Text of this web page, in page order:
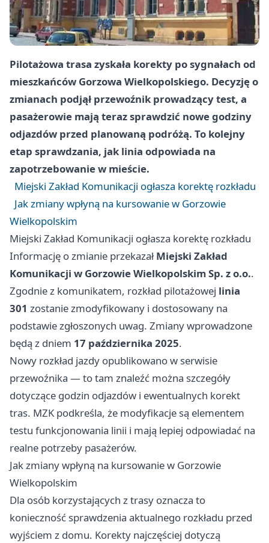
Pilotażowa trasa zyskała korekty po sygnałach od
mieszkańców Gorzowa Wielkopolskiego. Decyzję o
zmianach podjął przewoźnik prowadzący test, a
pasażerowie mają teraz sprawdzić nowe godziny
odjazdów przed planowaną podróżą. To kolejny
etap sprawdzania, jak linia odpowiada na
zapotrzebowanie w mieście.
Miejski Zakład Komunikacji ogłasza korektę rozkładu
Jak zmiany wpłyną na kursowanie w Gorzowie
Wielkopolskim
Miejski Zakład Komunikacji ogłasza korektę rozkładu
Informację o zmianie przekazałMiejski Zakład
Komunikacji w Gorzowie Wielkopolskim Sp. z o.o..
Zgodnie z komunikatem, rozkład pilotażowej linia
301 zostanie zmodyfikowany i dostosowany na
podstawie zgłoszonych uwag. Zmiany wprowadzone
będą z dniem 17 października 2025.
Nowy rozkład jazdy opublikowano w serwisie
przewoźnika — to tam znaleźć można szczegóły
dotyczące godzin odjazdów i ewentualnych korekt
tras. MZK podkreśla, że modyfikacje są elementem
testu funkcjonowania linii i mają lepiej odpowiadać na
realne potrzeby pasażerów.
Jak zmiany wpłyną na kursowanie w Gorzowie
Wielkopolskim
Dla osób korzystających z trasy oznacza to
konieczność sprawdzenia aktualnego rozkładu przed
wyjściem z domu. Korekty najczęściej dotyczą